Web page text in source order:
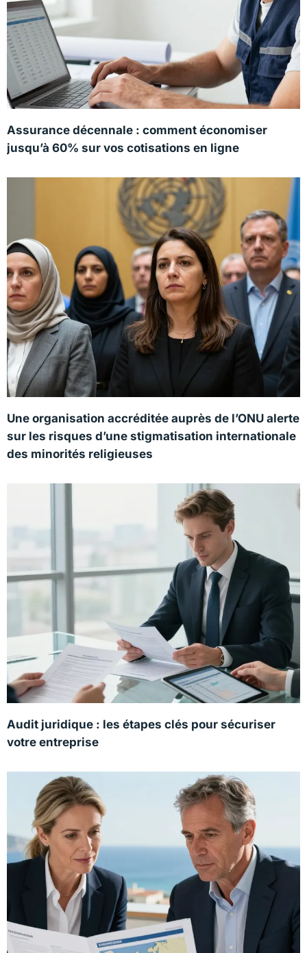
Assurance décennale : comment économiser
jusqu’à 60% sur vos cotisations en ligne
Une organisation accréditée auprès de l’ONU alerte
sur les risques d’une stigmatisation internationale
des minorités religieuses
Audit juridique : les étapes clés pour sécuriser
votre entreprise